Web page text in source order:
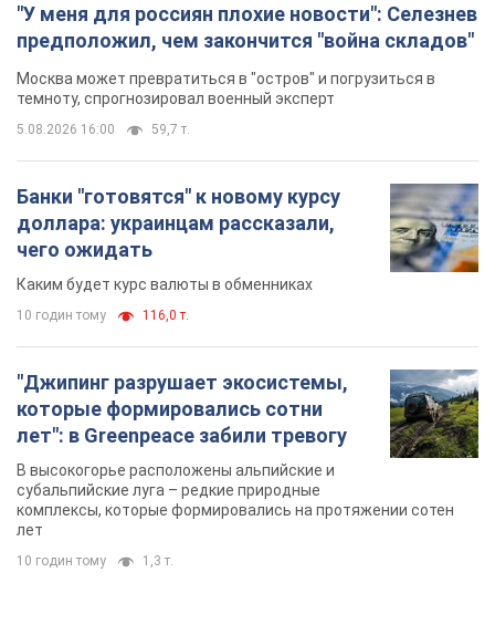
"У меня для россиян плохие новости": Селезнев
предположил, чем закончится "война складов"
Москва может превратиться в "остров" и погрузиться в
темноту, спрогнозировал военный эксперт
5.08.2026 16:00 59,7 т.
Банки "готовятся" к новому курсу
доллара: украинцам рассказали,
чего ожидать
Каким будет курс валюты в обменниках
10 годин тому 116,0 т.
"Джипинг разрушает экосистемы,
которые формировались сотни
лет": в Greenpeace забили тревогу
В высокогорье расположены альпийские и
субальпийские луга – редкие природные
комплексы, которые формировались на протяжении сотен
лет
10 годин тому 1,3 т.